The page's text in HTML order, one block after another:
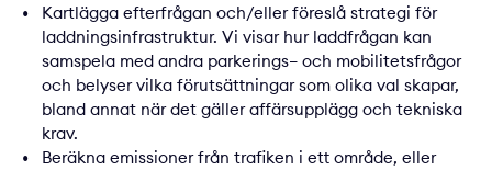
Kartlägga efterfrågan och/eller föreslå strategi för
laddningsinfrastruktur. Vi visar hur laddfrågan kan
samspela med andra parkerings– och mobilitetsfrågor
och belyser vilka förutsättningar som olika val skapar,
bland annat när det gäller affärsupplägg och tekniska
krav.
Beräkna emissioner från trafiken i ett område, eller